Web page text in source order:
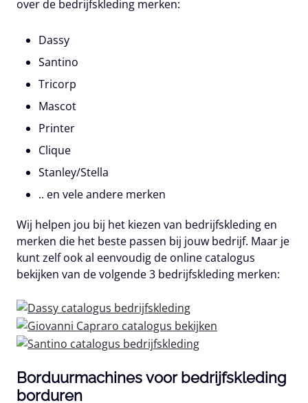
over de bedrijfskleding merken:
Dassy
Santino
Tricorp
Mascot
Printer
Clique
Stanley/Stella
.. en vele andere merken
Wij helpen jou bij het kiezen van bedrijfskleding en
merken die het beste passen bij jouw bedrijf. Maar je
kunt zelf ook al eenvoudig de online catalogus
bekijken van de volgende 3 bedrijfskleding merken:
Borduurmachines voor bedrijfskleding
borduren